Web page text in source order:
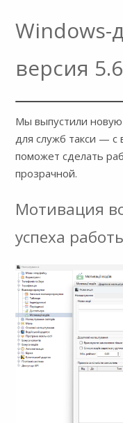
Windows-
версия
Мы выпустили новую
для служб такси —
поможет сделать
прозрачной.
Мотивация
успеха